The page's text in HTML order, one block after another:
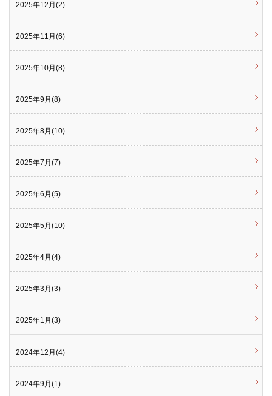
2025年12月(2)
2025年11月(6)
2025年10月(8)
2025年9月(8)
2025年8月(10)
2025年7月(7)
2025年6月(5)
2025年5月(10)
2025年4月(4)
2025年3月(3)
2025年1月(3)
2024年12月(4)
2024年9月(1)